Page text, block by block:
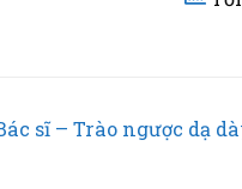
sĩ – Trào ngược dạ